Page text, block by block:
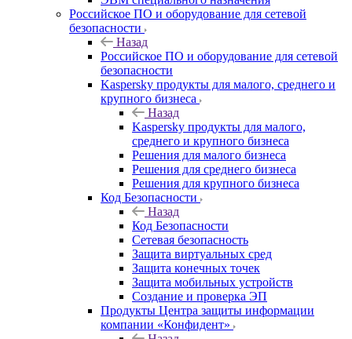
Российское ПО и оборудование для сетевой
безопасности
Назад
Российское ПО и оборудование для сетевой
безопасности
Kaspersky продукты для малого, среднего и
крупного бизнеса
Назад
Kaspersky продукты для малого,
среднего и крупного бизнеса
Решения для малого бизнеса
Решения для среднего бизнеса
Решения для крупного бизнеса
Код Безопасности
Назад
Код Безопасности
Сетевая безопасность
Защита виртуальных сред
Защита конечных точек
Защита мобильных устройств
Создание и проверка ЭП
Продукты Центра защиты информации
компании «Конфидент»